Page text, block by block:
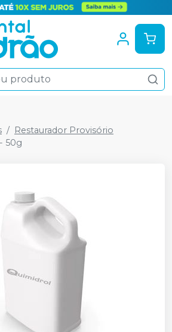
Restaurador Provisório
50g